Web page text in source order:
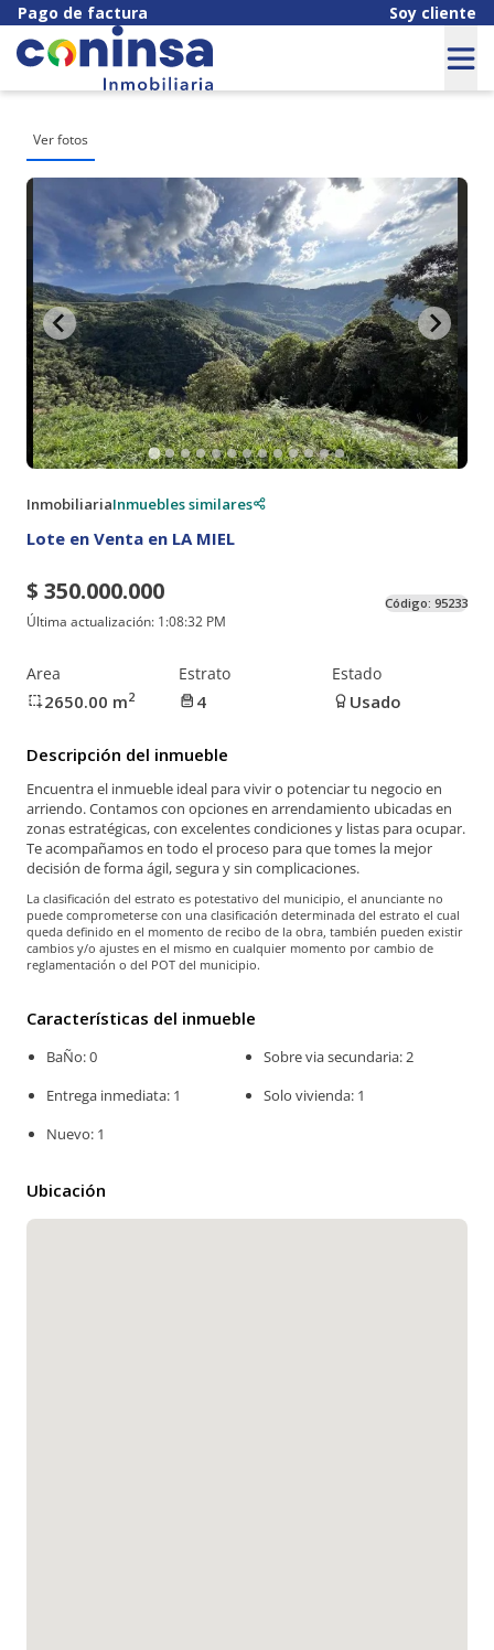
Pago de factura Soy cliente
Ver fotos
InmobiliariaInmuebles similares
Lote en Venta en LA MIEL
$ 350.000.000
Última actualización: 1:08:32 PM
Código: 95233
Area
2650.00 m2
Estrato
4
Estado
Usado
Descripción del inmueble
Encuentra el inmueble ideal para vivir o potenciar tu negocio en
arriendo. Contamos con opciones en arrendamiento ubicadas en
zonas estratégicas, con excelentes condiciones y listas para ocupar.
Te acompañamos en todo el proceso para que tomes la mejor
decisión de forma ágil, segura y sin complicaciones.
La clasificación del estrato es potestativo del municipio, el anunciante no
puede comprometerse con una clasificación determinada del estrato el cual
queda definido en el momento de recibo de la obra, también pueden existir
cambios y/o ajustes en el mismo en cualquier momento por cambio de
reglamentación o del POT del municipio.
Características del inmueble
BaÑo: 0
Entrega inmediata: 1
Nuevo: 1
Sobre via secundaria: 2
Solo vivienda: 1
Ubicación